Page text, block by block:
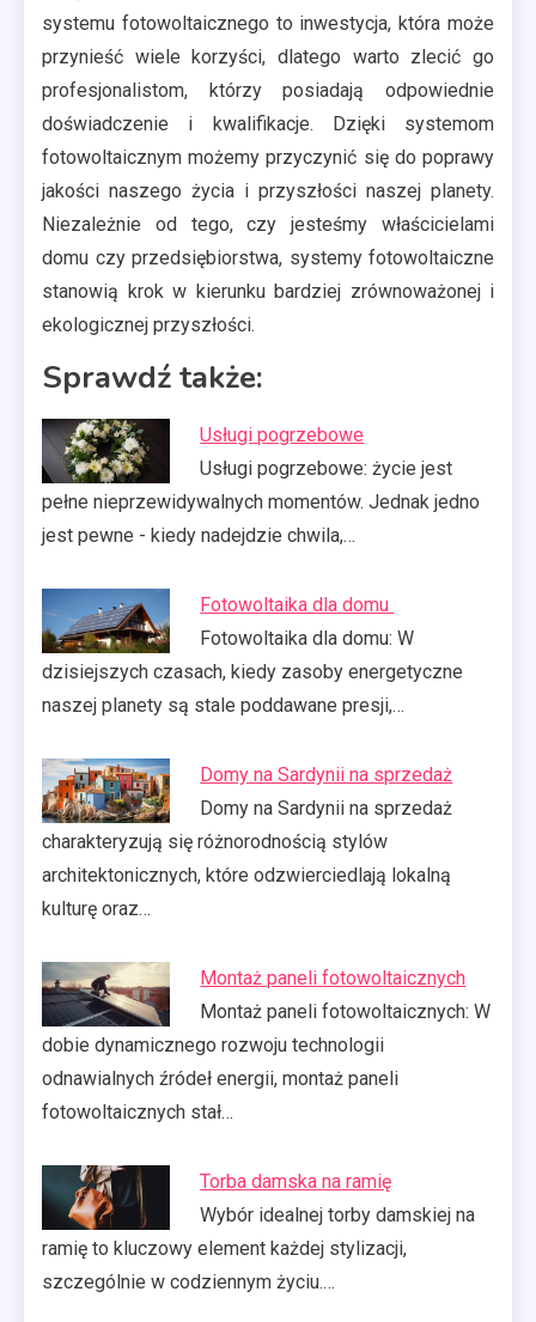
systemu fotowoltaicznego to inwestycja, która może
przynieść wiele korzyści, dlatego warto zlecić go
profesjonalistom, którzy posiadają odpowiednie
doświadczenie i kwalifikacje. Dzięki systemom
fotowoltaicznym możemy przyczynić się do poprawy
jakości naszego życia i przyszłości naszej planety.
Niezależnie od tego, czy jesteśmy właścicielami
domu czy przedsiębiorstwa, systemy fotowoltaiczne
stanowią krok w kierunku bardziej zrównoważonej i
ekologicznej przyszłości.
Sprawdź także:
Usługi pogrzebowe
Usługi pogrzebowe: życie jest
pełne nieprzewidywalnych momentów. Jednak jedno
jest pewne - kiedy nadejdzie chwila,…
Fotowoltaika dla domu
Fotowoltaika dla domu: W
dzisiejszych czasach, kiedy zasoby energetyczne
naszej planety są stale poddawane presji,…
Domy na Sardynii na sprzedaż
Domy na Sardynii na sprzedaż
charakteryzują się różnorodnością stylów
architektonicznych, które odzwierciedlają lokalną
kulturę oraz…
Montaż paneli fotowoltaicznych
Montaż paneli fotowoltaicznych: W
dobie dynamicznego rozwoju technologii
odnawialnych źródeł energii, montaż paneli
fotowoltaicznych stał…
Torba damska na ramię
Wybór idealnej torby damskiej na
ramię to kluczowy element każdej stylizacji,
szczególnie w codziennym życiu.…